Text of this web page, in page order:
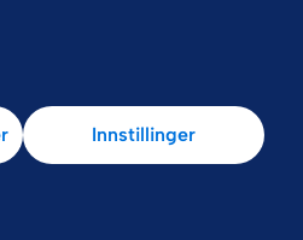
Innstillinger